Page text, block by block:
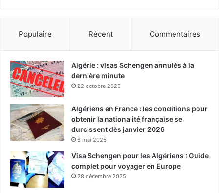
Populaire Récent Commentaires
Algérie : visas Schengen annulés à la
dernière minute
22 octobre 2025
Algériens en France : les conditions pour
obtenir la nationalité française se
durcissent dès janvier 2026
6 mai 2025
Visa Schengen pour les Algériens : Guide
complet pour voyager en Europe
28 décembre 2025